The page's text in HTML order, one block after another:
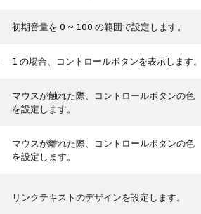
初期音量を0 ~ 100 の範囲で設定します。
1 の場合、コントロールボタンを表示します。
マウスが触れた際、コントロールボタンの色
を設定します。
マウスが離れた際、コントロールボタンの色
を設定します。
リンクテキストのデザインを設定します。